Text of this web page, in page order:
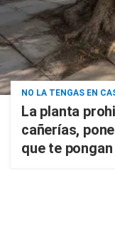
NO LA TENGAS EN
La planta
cañerías,
que te